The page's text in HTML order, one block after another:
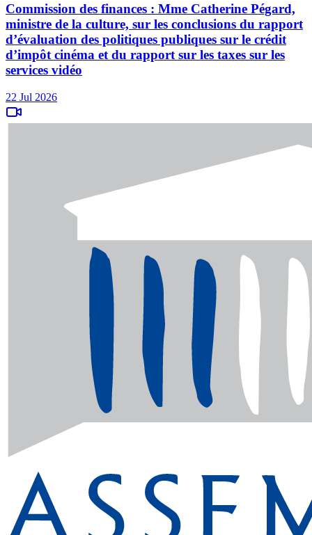
Commission des finances : Mme Catherine Pégard,
ministre de la culture, sur les conclusions du rapport
d’évaluation des politiques publiques sur le crédit
d’impôt cinéma et du rapport sur les taxes sur les
services vidéo
22 Jul 2026